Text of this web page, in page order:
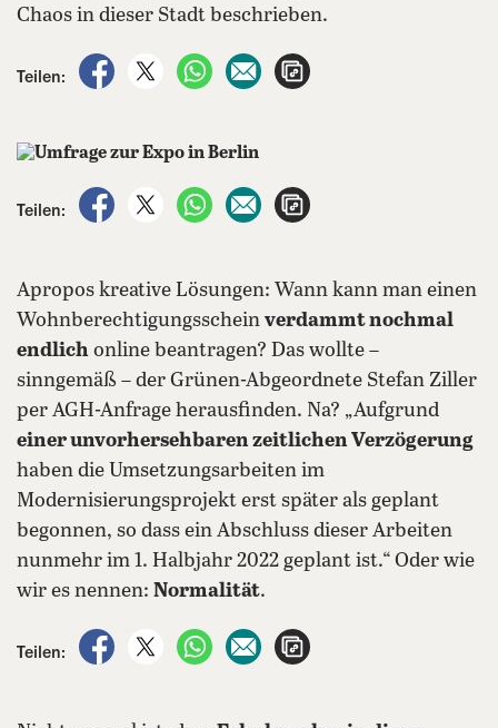
Chaos in dieser Stadt beschrieben.
Teilen:
auf Facebook teilen
auf X teilenper WhatsApp teilen
per E-Mail teilen
Teilen:
auf Facebook teilen
auf X teilenper WhatsApp teilen
per E-Mail teilen
Apropos kreative Lösungen: Wann kann man einen
Wohnberechtigungsschein verdammt nochmal
endlich online beantragen? Das wollte –
sinngemäß – der Grünen-Abgeordnete Stefan Ziller
per AGH-Anfrage herausfinden. Na? „Aufgrund
einer unvorhersehbaren zeitlichen Verzögerung
haben die Umsetzungsarbeiten im
Modernisierungsprojekt erst später als geplant
begonnen, so dass ein Abschluss dieser Arbeiten
nunmehr im 1. Halbjahr 2022 geplant ist.“ Oder wie
wir es nennen: Normalität.
Teilen:
auf Facebook teilen
auf X teilenper WhatsApp teilen
per E-Mail teilen